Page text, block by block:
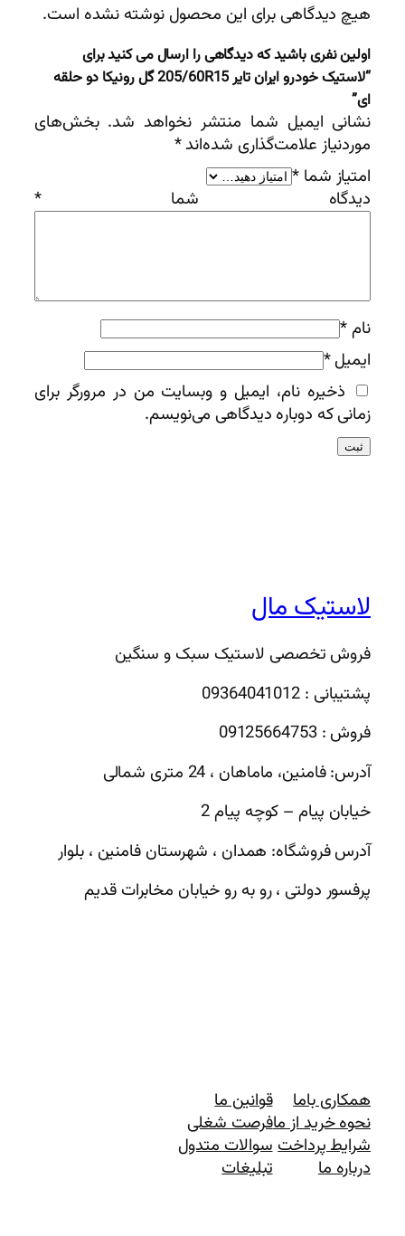
هیچ دیدگاهی برای این محصول نوشته نشده است.
اولین نفری باشید که دیدگاهی را ارسال می کنید برای
“لاستیک خودرو ایران تایر 205/60R15 گل رونیکا دو حلقه
ای”
نشانی ایمیل شما منتشر نخواهد شد. بخش‌های
موردنیاز علامت‌گذاری شده‌اند*
امتیاز شما *
دیدگاه شما*
نام*
ایمیل*
ذخیره نام، ایمیل و وبسایت من در مرورگر برای
زمانی که دوباره دیدگاهی می‌نویسم.
لاستیک مال
فروش تخصصی لاستیک سبک و سنگین
پشتیبانی : 09364041012
فروش : 09125664753
آدرس: فامنین، ماماهان ، 24 متری شمالی
خیابان پیام – کوچه پیام 2
آدرس فروشگاه: همدان ، شهرستان فامنین ، بلوار
پرفسور دولتی ، رو به رو خیابان مخابرات قدیم
همکاری باما
نحوه خرید از ما
شرایط پرداخت
درباره ما
قوانین ما
فرصت شغلی
سوالات متدول
تبلیغات